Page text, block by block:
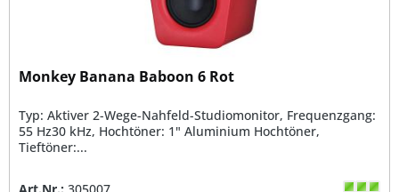
Monkey Banana Baboon 6 Rot
Typ: Aktiver 2-Wege-Nahfeld-Studiomonitor, Frequenzgang:
55 Hz30 kHz, Hochtöner: 1" Aluminium Hochtöner,
Tieftöner:...